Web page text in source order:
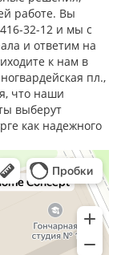
работе. Вы
32-12 и мы с
и ответим на
к нам в
пл.,
что наши
выберут
как надежного